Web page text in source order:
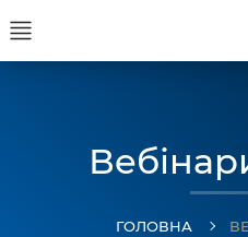
ГОЛОВНА